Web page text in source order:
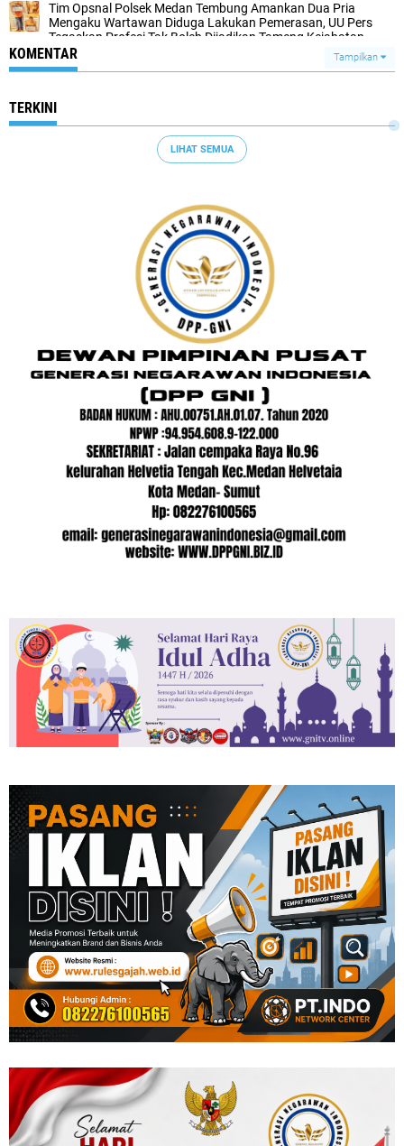
Tim Opsnal Polsek Medan Tembung Amankan Dua Pria
Mengaku Wartawan Diduga Lakukan Pemerasan, UU Pers
Tegaskan Profesi Tak Boleh Dijadikan Tameng Kejahatan
KOMENTAR Tampilkan
TERKINI
LIHAT SEMUA